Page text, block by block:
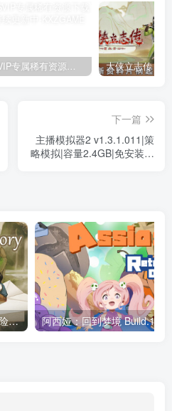
SVIP专属稀有资源下载 – 持续更新中
下一篇
主播模拟器2 v1.3.1.011|策
略模拟|容量2.4GB|免安装绿
鸟的故事 v1946620|解谜冒险|容量199MB|免安装绿色中文版